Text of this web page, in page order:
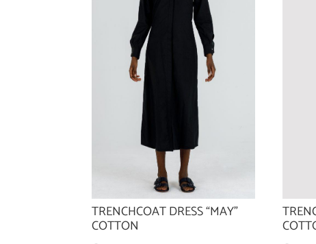
TRENCHCOAT DRESS “MAY”
COTTON